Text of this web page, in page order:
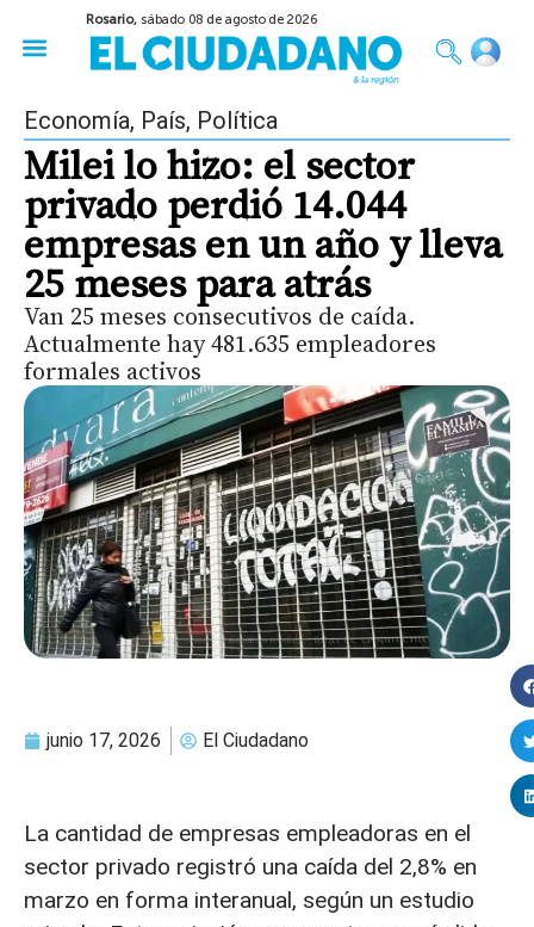
Rosario, sábado 08 de agosto de 2026
Economía, País, Política
Milei lo hizo: el sector
privado perdió 14.044
empresas en un año y lleva
25 meses para atrás
Van 25 meses consecutivos de caída.
Actualmente hay 481.635 empleadores
formales activos
junio 17, 2026 El Ciudadano
La cantidad de empresas empleadoras en el
sector privado registró una caída del 2,8% en
marzo en forma interanual, según un estudio